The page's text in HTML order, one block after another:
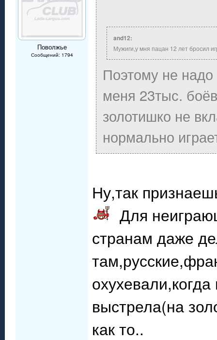
Поволжье
Сообщений: 1794
and12:
Мужиги,у мня пацан 12 лет бросил
Поэтому не надо
меня 23тыс.
золотишко не
нормально
Ну,так
Для
странам даже
выстрела(на
как то..